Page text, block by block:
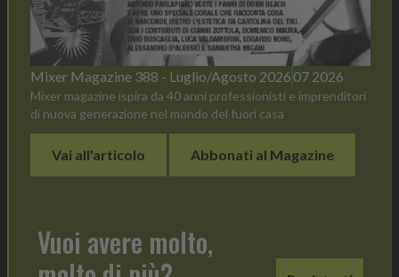
Mixer Magazine 388 - Luglio/Agosto 2026 07 2026
Mixer magazine ispira da 40 anni professionisti e imprenditori
di nuova generazione nel mondo del fuori casa
Vai all'articolo Abbonati al Magazine
Vuoi avere molto,